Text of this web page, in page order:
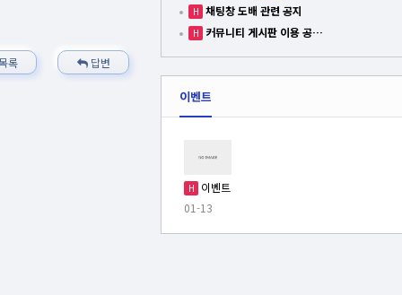
록 답변
H 채팅창 도배 관련 공지
H 커뮤니티 게시판 이용 공…
이벤트
H 이벤트
01-13